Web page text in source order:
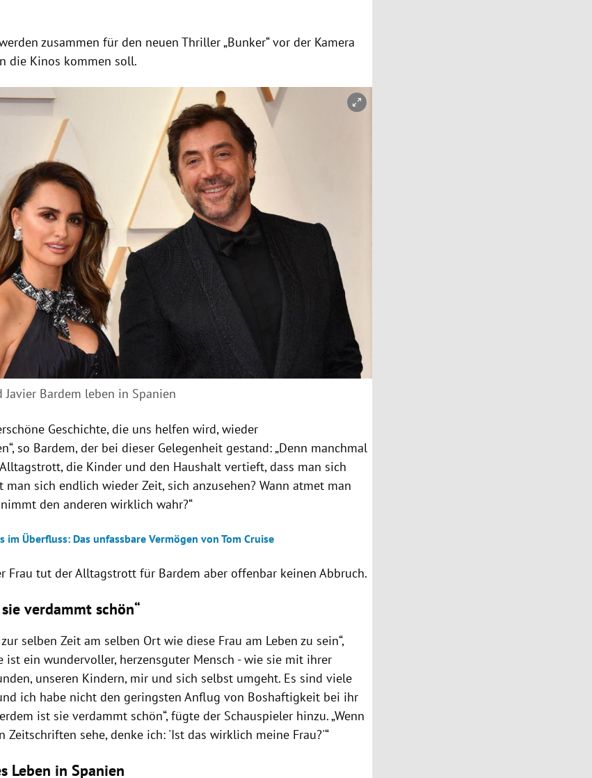
zusammen für den neuen Thriller „Bunker“ vor der Kamera
die Kinos kommen soll.
schließen
Javier Bardem leben in Spanien
Geschichte, die uns helfen wird, wieder
so Bardem, der bei dieser Gelegenheit gestand: „Denn manchmal
die Kinder und den Haushalt vertieft, dass man sich
sich endlich wieder Zeit, sich anzusehen? Wann atmet man
den anderen wirklich wahr?“
im Überfluss: Das unfassbare Vermögen von Tom Cruise
Frau tut der Alltagstrott für Bardem aber offenbar keinen Abbruch.
verdammt schön“
selben Zeit am selben Ort wie diese Frau am Leben zu sein“,
ist ein wundervoller, herzensguter Mensch - wie sie mit ihrer
unseren Kindern, mir und sich selbst umgeht. Es sind viele
ich habe nicht den geringsten Anflug von Boshaftigkeit bei ihr
ist sie verdammt schön“, fügte der Schauspieler hinzu. „Wenn
Zeitschriften sehe, denke ich: 'Ist das wirklich meine Frau?'“
Leben in Spanien